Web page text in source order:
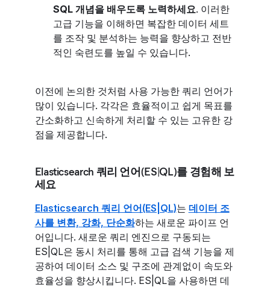
SQL 개념을 배우도록 노력하세요. 이러한
고급 기능을 이해하면 복잡한 데이터 세트
를 조작 및 분석하는 능력을 향상하고 전반
적인 숙련도를 높일 수 있습니다.
이전에 논의한 것처럼 사용 가능한 쿼리 언어가
많이 있습니다. 각각은 효율적이고 쉽게 목표를
간소화하고 신속하게 처리할 수 있는 고유한 강
점을 제공합니다.
Elasticsearch 쿼리 언어(ES|QL)를 경험해 보
세요
Elasticsearch 쿼리 언어(ES|QL)는 데이터 조
사를 변환, 강화, 단순화하는 새로운 파이프 언
어입니다. 새로운 쿼리 엔진으로 구동되는
ES|QL은 동시 처리를 통해 고급 검색 기능을 제
공하여 데이터 소스 및 구조에 관계없이 속도와
효율성을 향상시킵니다. ES|QL을 사용하면 데